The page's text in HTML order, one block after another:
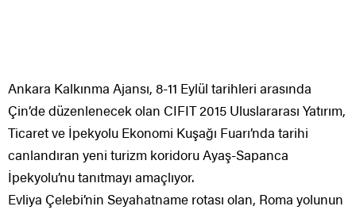
Ankara Kalkınma Ajansı, 8-11 Eylül tarihleri arasında
Çin’de düzenlenecek olan CIFIT 2015 Uluslararası Yatırım,
Ticaret ve İpekyolu Ekonomi Kuşağı Fuarı’nda tarihi
canlandıran yeni turizm koridoru Ayaş-Sapanca
İpekyolu’nu tanıtmayı amaçlıyor.
Evliya Çelebi’nin Seyahatname rotası olan, Roma yolunun